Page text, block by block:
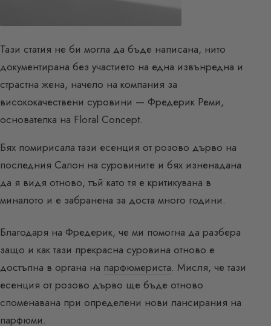
Тази статия не би могла да бъде написана, нито
документирана без участието на една извънредна и
страстна жена, начело на компания за
висококачествени суровини — Фредерик Реми,
основателка на Floral Concept.
Бях помирисала тази есенция от розово дърво на
последния Салон на суровините и бях изненадана
да я видя отново, тъй като тя е критикувана в
миналото и е забранена за доста много години.
Благодаря на Фредерик, че ми помогна да разбера
защо и как тази прекрасна суровина отново е
достъпна в органа на парфюмериста. Мисля, че тази
есенция от розово дърво ще бъде отново
споменавана при определени нови лансирания на
парфюми.